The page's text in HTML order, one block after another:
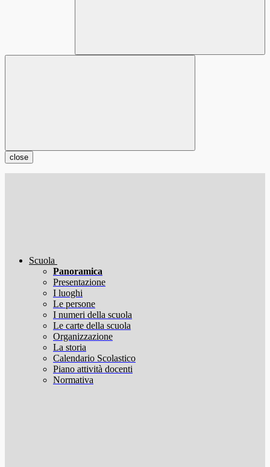
close
Scuola
Panoramica
Presentazione
I luoghi
Le persone
I numeri della scuola
Le carte della scuola
Organizzazione
La storia
Calendario Scolastico
Piano attività docenti
Normativa